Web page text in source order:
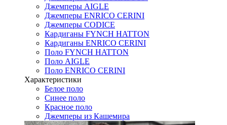
Джемперы AIGLE
Джемперы ENRICO CERINI
Джемперы CODICE
Кардиганы FYNCH HATTON
Кардиганы ENRICO CERINI
Поло FYNCH HATTON
Поло AIGLE
Поло ENRICO CERINI
Характеристики
Белое поло
Синее поло
Красное поло
Джемперы из Кашемира